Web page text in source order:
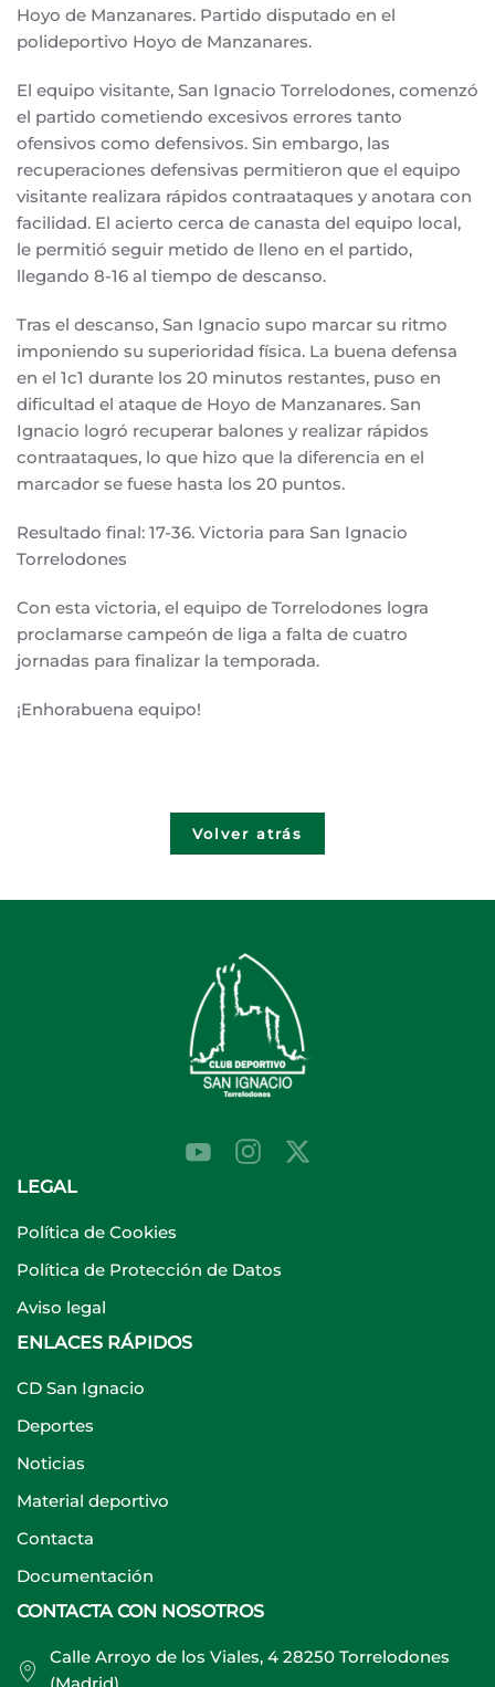
Hoyo de Manzanares. Partido disputado en el
polideportivo Hoyo de Manzanares.
El equipo visitante, San Ignacio Torrelodones, comenzó
el partido cometiendo excesivos errores tanto
ofensivos como defensivos. Sin embargo, las
recuperaciones defensivas permitieron que el equipo
visitante realizara rápidos contraataques y anotara con
facilidad. El acierto cerca de canasta del equipo local,
le permitió seguir metido de lleno en el partido,
llegando 8-16 al tiempo de descanso.
Tras el descanso, San Ignacio supo marcar su ritmo
imponiendo su superioridad física. La buena defensa
en el 1c1 durante los 20 minutos restantes, puso en
dificultad el ataque de Hoyo de Manzanares. San
Ignacio logró recuperar balones y realizar rápidos
contraataques, lo que hizo que la diferencia en el
marcador se fuese hasta los 20 puntos.
Resultado final: 17-36. Victoria para San Ignacio
Torrelodones
Con esta victoria, el equipo de Torrelodones logra
proclamarse campeón de liga a falta de cuatro
jornadas para finalizar la temporada.
¡Enhorabuena equipo!
Volver atrás
LEGAL
Política de Cookies
Política de Protección de Datos
Aviso legal
ENLACES RÁPIDOS
CD San Ignacio
Deportes
Noticias
Material deportivo
Contacta
Documentación
CONTACTA CON NOSOTROS
Calle Arroyo de los Viales, 4 28250 Torrelodones
(Madrid).